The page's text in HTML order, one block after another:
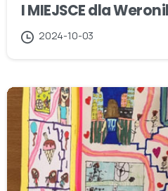
I MIEJSCE dla
2024-10-03